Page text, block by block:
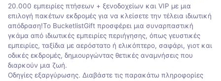
20.000 εμπειρίες πτήσεων + ξενοδοχείων και VIP με μια
επιλογή πακέτων εκδρομές για να κλείσετε την τέλεια ιδιωτική
απόδραση!Το BucketlistGift προσφέρει μια συναρπαστική
γκάμα από ιδιωτικές εμπειρίες περιήγησης, όπως γευστικές
εμπειρίες, ταξίδια με αερόστατο ή ελικόπτερο, σαφάρι, γιοτ και
οδικές εκδρομές, δημιουργώντας θετικές αναμνήσεις που
διαρκούν μια ζωή.
Οδηγίες εξαργύρωσης. Διαβάστε τις παρακάτω πληροφορίες